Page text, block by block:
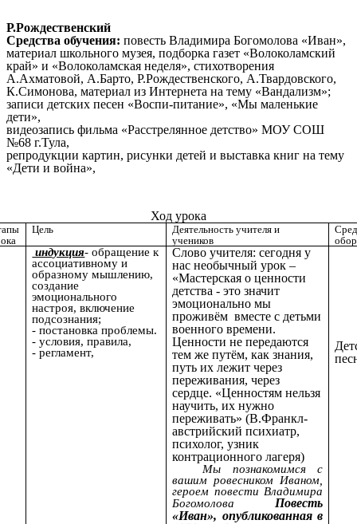
Р.Рождественский
Средства обучения: повесть Владимира Богомолова «Иван»,
материал школьного музея, подборка газет «Волоколамский
край» и «Волоколамская неделя», стихотворения
А.Ахматовой, А.Барто, Р.Рождественского, А.Твардовского,
К.Симонова, материал из Интернета на тему «Вандализм»;
записи детских песен «Воспи-питание», «Мы маленькие
дети»,
видеозапись фильма «Расстрелянное детство» МОУ СОШ
№68 г.Тула,
репродукции картин, рисунки детей и выставка книг на тему
«Дети и война»,
Ход урока
Цель
Деятельность учителя и
учеников
индукция- обращение к
ассоциативному и
образному мышлению,
создание
эмоционального
настроя, включение
подсознания;
-постановка проблемы.
- условия, правила,
- регламент,
Слово учителя: сегодня у
нас необычный урок –
«Мастерская о ценности
детства - это значит
эмоционально мы
проживём вместе с детьми
военного времени.
Ценности не передаются
тем же путём, как знания,
путь их лежит через
переживания, через
сердце. «Ценностям нельзя
научить, их нужно
переживать» (В.Франкл-
австрийский психиатр,
психолог, узник
контрационного лагеря)
Мы познакомимся с
вашим ровесником Иваном,
героем повести Владимира
Богомолова Повесть
«Иван», опубликованная в